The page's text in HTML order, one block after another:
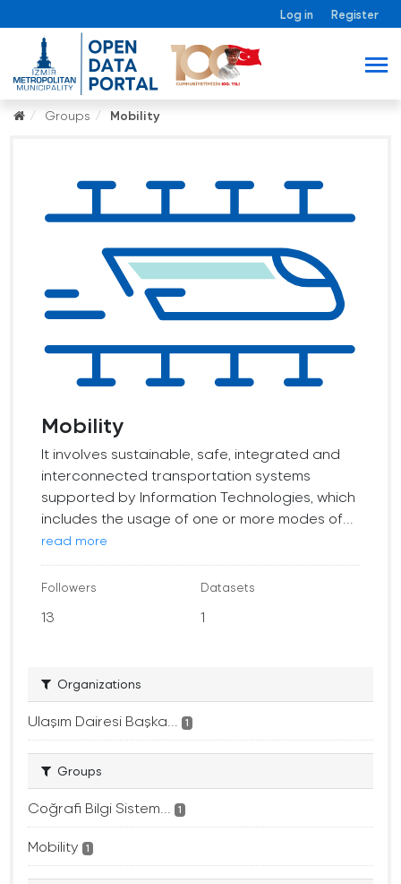
Log in Register
Groups Mobility
Mobility
It involves sustainable, safe, integrated and
interconnected transportation systems
supported by Information Technologies, which
includes the usage of one or more modes of...
read more
Followers
13
Datasets
1
Organizations
Ulaşım Dairesi Başka... 1
Groups
Coğrafi Bilgi Sistem... 1
Mobility 1